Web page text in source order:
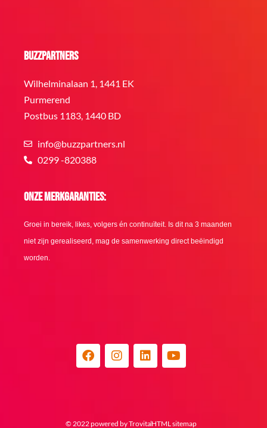
BuzzPartners
Wilhelminalaan 1, 1441 EK
Purmerend
Postbus 1183, 1440 BD
info@buzzpartners.nl
0299 -820388
Onze merkgaranties:
Groei in bereik, likes, volgers én continuïteit. Is dit na 3 maanden
niet zijn gerealiseerd, mag de samenwerking direct beëindigd
worden.
© 2022 powered by TrovitaHTML sitemap
F
a
o
I
n
r
L
i
i
Y
o
e